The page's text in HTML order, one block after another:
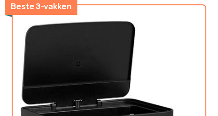
Beste 3-vakken